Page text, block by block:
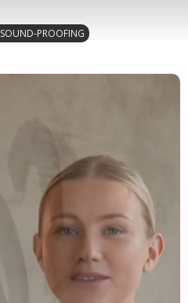
SOUND-PROOFING